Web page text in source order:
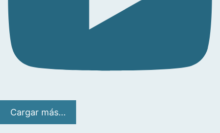
Cargar más...